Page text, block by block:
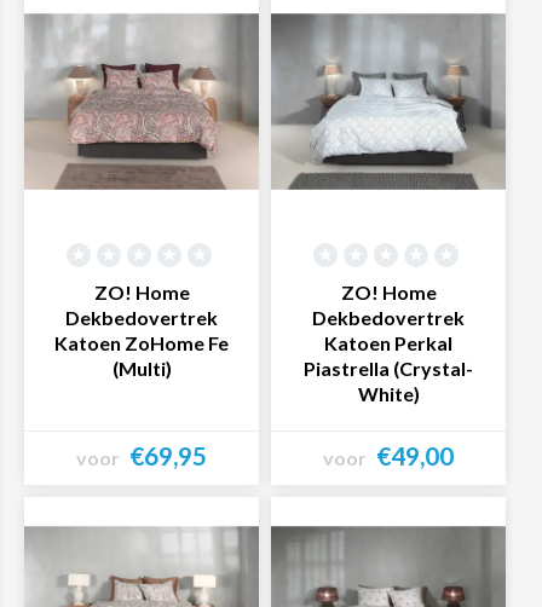
ZO! Home
Dekbedovertrek
Katoen ZoHome Fe
(Multi)
voor €69,95
ZO! Home
Dekbedovertrek
Katoen Perkal
Piastrella (Crystal-
White)
voor €49,00